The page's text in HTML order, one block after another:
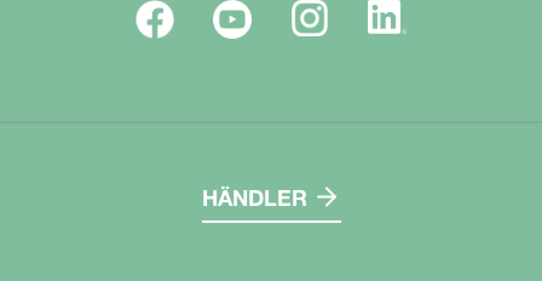
HÄNDLER